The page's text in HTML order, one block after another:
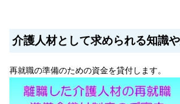
介護人材として求められる知識
再就職の準備のための資金を貸付します。